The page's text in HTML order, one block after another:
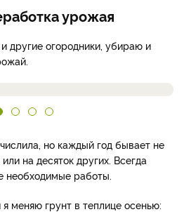
урожая
другие огородники, убираю и
но каждый год бывает не
на десяток других. Всегда
необходимые работы.
меняю грунт в теплице осенью: